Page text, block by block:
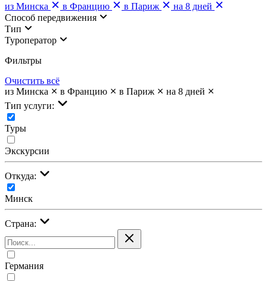
из Минска
в Францию в Париж
на 8 дней
Cпособ передвижения
Тип
Туроператор
Фильтры
Очистить всё
из Минска
в Францию в Париж
на 8 дней
Тип услуги:
Туры
Экскурсии
Откуда:
Минск
Страна:
Германия